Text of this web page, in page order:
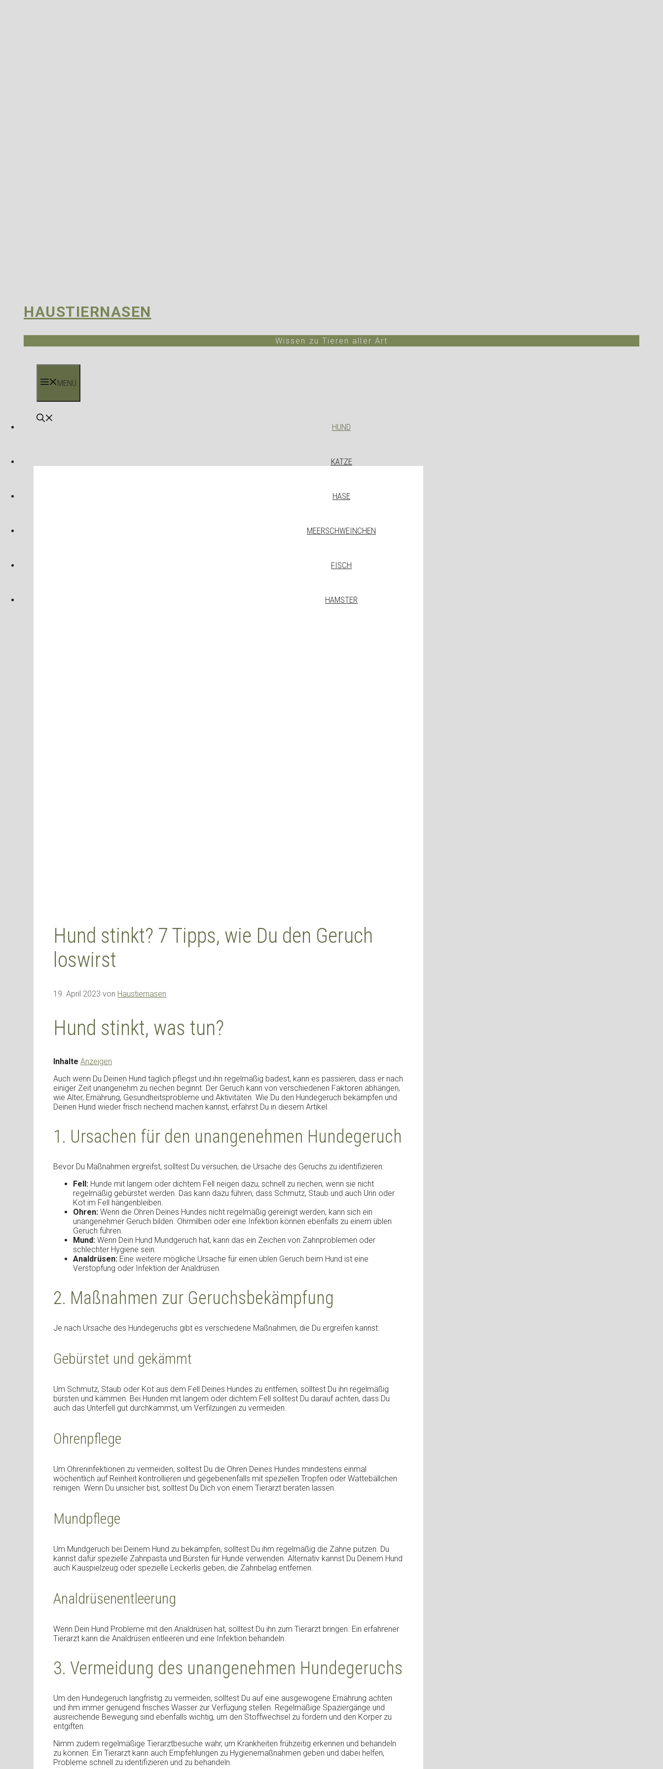
HAUSTIERNASEN
Wissen zu Tieren aller Art
MENÜ
HUND
KATZE
HASE
MEERSCHWEINCHEN
FISCH
HAMSTER
Hund stinkt? 7 Tipps, wie Du den Geruch
loswirst
19. April 2023 von Haustiernasen
Hund stinkt, was tun?
Inhalte Anzeigen
Auch wenn Du Deinen Hund täglich pflegst und ihn regelmäßig badest, kann es passieren, dass er nach
einiger Zeit unangenehm zu riechen beginnt. Der Geruch kann von verschiedenen Faktoren abhängen,
wie Alter, Ernährung, Gesundheitsprobleme und Aktivitäten. Wie Du den Hundegeruch bekämpfen und
Deinen Hund wieder frisch riechend machen kannst, erfährst Du in diesem Artikel.
1. Ursachen für den unangenehmen Hundegeruch
Bevor Du Maßnahmen ergreifst, solltest Du versuchen, die Ursache des Geruchs zu identifizieren:
Fell: Hunde mit langem oder dichtem Fell neigen dazu, schnell zu riechen, wenn sie nicht
regelmäßig gebürstet werden. Das kann dazu führen, dass Schmutz, Staub und auch Urin oder
Kot im Fell hängenbleiben.
Ohren: Wenn die Ohren Deines Hundes nicht regelmäßig gereinigt werden, kann sich ein
unangenehmer Geruch bilden. Ohrmilben oder eine Infektion können ebenfalls zu einem üblen
Geruch führen.
Mund: Wenn Dein Hund Mundgeruch hat, kann das ein Zeichen von Zahnproblemen oder
schlechter Hygiene sein.
Analdrüsen: Eine weitere mögliche Ursache für einen üblen Geruch beim Hund ist eine
Verstopfung oder Infektion der Analdrüsen.
2. Maßnahmen zur Geruchsbekämpfung
Je nach Ursache des Hundegeruchs gibt es verschiedene Maßnahmen, die Du ergreifen kannst:
Gebürstet und gekämmt
Um Schmutz, Staub oder Kot aus dem Fell Deines Hundes zu entfernen, solltest Du ihn regelmäßig
bürsten und kämmen. Bei Hunden mit langem oder dichtem Fell solltest Du darauf achten, dass Du
auch das Unterfell gut durchkämmst, um Verfilzungen zu vermeiden.
Ohrenpflege
Um Ohreninfektionen zu vermeiden, solltest Du die Ohren Deines Hundes mindestens einmal
wöchentlich auf Reinheit kontrollieren und gegebenenfalls mit speziellen Tropfen oder Wattebällchen
reinigen. Wenn Du unsicher bist, solltest Du Dich von einem Tierarzt beraten lassen.
Mundpflege
Um Mundgeruch bei Deinem Hund zu bekämpfen, solltest Du ihm regelmäßig die Zähne putzen. Du
kannst dafür spezielle Zahnpasta und Bürsten für Hunde verwenden. Alternativ kannst Du Deinem Hund
auch Kauspielzeug oder spezielle Leckerlis geben, die Zahnbelag entfernen.
Analdrüsenentleerung
Wenn Dein Hund Probleme mit den Analdrüsen hat, solltest Du ihn zum Tierarzt bringen. Ein erfahrener
Tierarzt kann die Analdrüsen entleeren und eine Infektion behandeln.
3. Vermeidung des unangenehmen Hundegeruchs
Um den Hundegeruch langfristig zu vermeiden, solltest Du auf eine ausgewogene Ernährung achten
und ihm immer genügend frisches Wasser zur Verfügung stellen. Regelmäßige Spaziergänge und
ausreichende Bewegung sind ebenfalls wichtig, um den Stoffwechsel zu fördern und den Körper zu
entgiften.
Nimm zudem regelmäßige Tierarztbesuche wahr, um Krankheiten frühzeitig erkennen und behandeln
zu können. Ein Tierarzt kann auch Empfehlungen zu Hygienemaßnahmen geben und dabei helfen,
Probleme schnell zu identifizieren und zu behandeln.